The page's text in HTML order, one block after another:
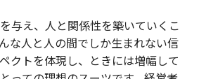
与え、人と関係性を築いていくこ
な人と人の間でしか生まれない信
クトを体現し、ときには増幅して